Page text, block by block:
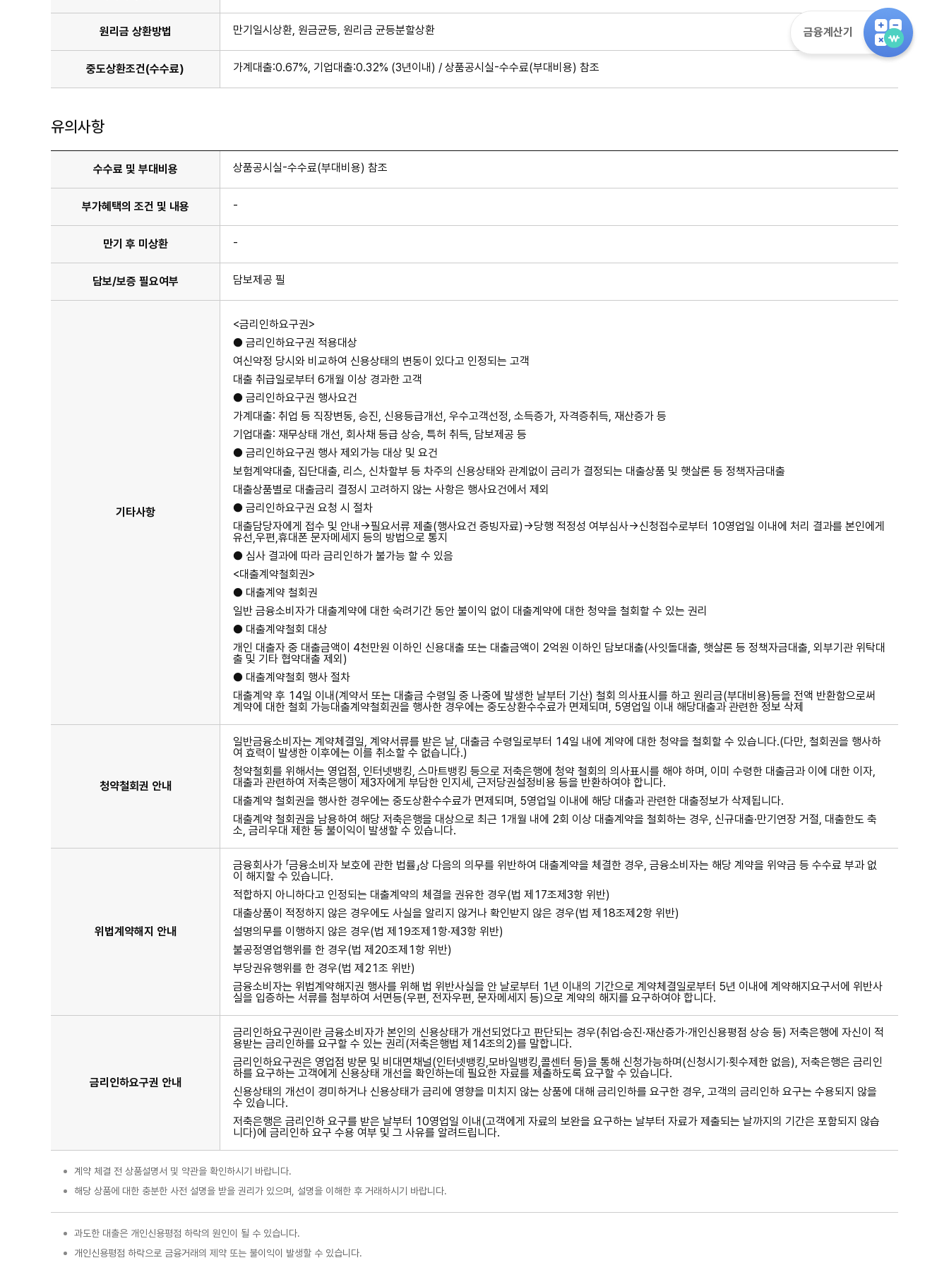
원리금 상환방법 만기일시상환, 원금균등, 원리금 균등분할상환
중도상환조건(수수료) 가계대출:0.67%, 기업대출:0.32% (3년이내) / 상품공시실-수수료(부대비용) 참조
유의사항
수수료 및 부대비용 상품공시실-수수료(부대비용) 참조
부가혜택의 조건 및 내용 -
만기 후 미상환 -
담보/보증 필요여부 담보제공 필
기타사항
<금리인하요구권>
● 금리인하요구권 적용대상
여신약정 당시와 비교하여 신용상태의 변동이 있다고 인정되는 고객
대출 취급일로부터 6개월 이상 경과한 고객
● 금리인하요구권 행사요건
가계대출: 취업 등 직장변동, 승진, 신용등급개선, 우수고객선정, 소득증가, 자격증취득, 재산증가 등
기업대출: 재무상태 개선, 회사채 등급 상승, 특허 취득, 담보제공 등
● 금리인하요구권 행사 제외가능 대상 및 요건
보험계약대출, 집단대출, 리스, 신차할부 등 차주의 신용상태와 관계없이 금리가 결정되는 대출상품 및 햇살론 등 정책자금대출
대출상품별로 대출금리 결정시 고려하지 않는 사항은 행사요건에서 제외
● 금리인하요구권 요청 시 절차
대출담당자에게 접수 및 안내→필요서류 제출(행사요건 증빙자료)→당행 적정성 여부심사→신청접수로부터 10영업일 이내에 처리 결과를 본인에게
유선,우편,휴대폰 문자메세지 등의 방법으로 통지
● 심사 결과에 따라 금리인하가 불가능 할 수 있음
<대출계약철회권>
● 대출계약 철회권
일반 금융소비자가 대출계약에 대한 숙려기간 동안 불이익 없이 대출계약에 대한 청약을 철회할 수 있는 권리
● 대출계약철회 대상
개인 대출자 중 대출금액이 4천만원 이하인 신용대출 또는 대출금액이 2억원 이하인 담보대출(사잇돌대출, 햇살론 등 정책자금대출, 외부기관 위탁대
출 및 기타 협약대출 제외)
● 대출계약철회 행사 절차
대출계약 후 14일 이내(계약서 또는 대출금 수령일 중 나중에 발생한 날부터 기산) 철회 의사표시를 하고 원리금(부대비용)등을 전액 반환함으로써
계약에 대한 철회 가능대출계약철회권을 행사한 경우에는 중도상환수수료가 면제되며, 5영업일 이내 해당대출과 관련한 정보 삭제
청약철회권 안내
일반금융소비자는 계약체결일, 계약서류를 받은 날, 대출금 수령일로부터 14일 내에 계약에 대한 청약을 철회할 수 있습니다.(다만, 철회권을 행사하
여 효력이 발생한 이후에는 이를 취소할 수 없습니다.)
청약철회를 위해서는 영업점, 인터넷뱅킹, 스마트뱅킹 등으로 저축은행에 청약 철회의 의사표시를 해야 하며, 이미 수령한 대출금과 이에 대한 이자,
대출과 관련하여 저축은행이 제3자에게 부담한 인지세, 근저당권설정비용 등을 반환하여야 합니다.
대출계약 철회권을 행사한 경우에는 중도상환수수료가 면제되며, 5영업일 이내에 해당 대출과 관련한 대출정보가 삭제됩니다.
대출계약 철회권을 남용하여 해당 저축은행을 대상으로 최근 1개월 내에 2회 이상 대출계약을 철회하는 경우, 신규대출·만기연장 거절, 대출한도 축
소, 금리우대 제한 등 불이익이 발생할 수 있습니다.
위법계약해지 안내
금융회사가 「금융소비자 보호에 관한 법률」상 다음의 의무를 위반하여 대출계약을 체결한 경우, 금융소비자는 해당 계약을 위약금 등 수수료 부과 없
이 해지할 수 있습니다.
적합하지 아니하다고 인정되는 대출계약의 체결을 권유한 경우(법 제17조제3항 위반)
대출상품이 적정하지 않은 경우에도 사실을 알리지 않거나 확인받지 않은 경우(법 제18조제2항 위반)
설명의무를 이행하지 않은 경우(법 제19조제1항·제3항 위반)
불공정영업행위를 한 경우(법 제20조제1항 위반)
부당권유행위를 한 경우(법 제21조 위반)
금융소비자는 위법계약해지권 행사를 위해 법 위반사실을 안 날로부터 1년 이내의 기간으로 계약체결일로부터 5년 이내에 계약해지요구서에 위반사
실을 입증하는 서류를 첨부하여 서면등(우편, 전자우편, 문자메세지 등)으로 계약의 해지를 요구하여야 합니다.
금리인하요구권 안내
금리인하요구권이란 금융소비자가 본인의 신용상태가 개선되었다고 판단되는 경우(취업·승진·재산증가·개인신용평점 상승 등) 저축은행에 자신이 적
용받는 금리인하를 요구할 수 있는 권리(저축은행법 제14조의2)를 말합니다.
금리인하요구권은 영업점 방문 및 비대면채널(인터넷뱅킹,모바일뱅킹,콜센터 등)을 통해 신청가능하며(신청시기·횟수제한 없음), 저축은행은 금리인
하를 요구하는 고객에게 신용상태 개선을 확인하는데 필요한 자료를 제출하도록 요구할 수 있습니다.
신용상태의 개선이 경미하거나 신용상태가 금리에 영향을 미치지 않는 상품에 대해 금리인하를 요구한 경우, 고객의 금리인하 요구는 수용되지 않을
수 있습니다.
저축은행은 금리인하 요구를 받은 날부터 10영업일 이내(고객에게 자료의 보완을 요구하는 날부터 자료가 제출되는 날까지의 기간은 포함되지 않습
니다)에 금리인하 요구 수용 여부 및 그 사유를 알려드립니다.
계약 체결 전 상품설명서 및 약관을 확인하시기 바랍니다.
해당 상품에 대한 충분한 사전 설명을 받을 권리가 있으며, 설명을 이해한 후 거래하시기 바랍니다.
과도한 대출은 개인신용평점 하락의 원인이 될 수 있습니다.
개인신용평점 하락으로 금융거래의 제약 또는 불이익이 발생할 수 있습니다.
금융계산기